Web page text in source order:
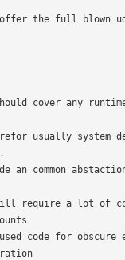
the full blown
cover any
usually system
an common
require a lot of
code for obscure